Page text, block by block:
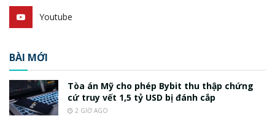
Youtube
BÀI MỚI
Tòa án Mỹ cho phép Bybit thu thập chứng
cứ truy vết 1,5 tỷ USD bị đánh cắp
2 GIỜ AGO